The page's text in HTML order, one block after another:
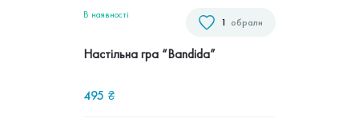
обрали
1
В наявностi
Настільна гра “Bandida”
495 ₴